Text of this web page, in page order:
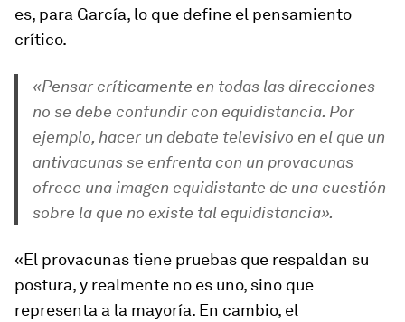
es, para García, lo que define el pensamiento
crítico.
«Pensar críticamente en todas las direcciones
no se debe confundir con equidistancia. Por
ejemplo, hacer un debate televisivo en el que un
antivacunas se enfrenta con un provacunas
ofrece una imagen equidistante de una cuestión
sobre la que no existe tal equidistancia».
«El provacunas tiene pruebas que respaldan su
postura, y realmente no es uno, sino que
representa a la mayoría. En cambio, el